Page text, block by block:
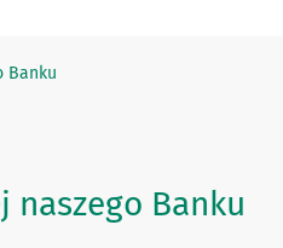
Banku
Banku